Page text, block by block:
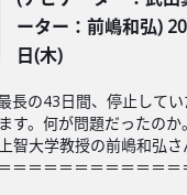
ーター：前嶋和弘)
日(木)
長の43日間、停止して
す。何が問題だったの
智大学教授の前嶋和弘さ
＝＝＝＝＝＝＝＝＝＝＝